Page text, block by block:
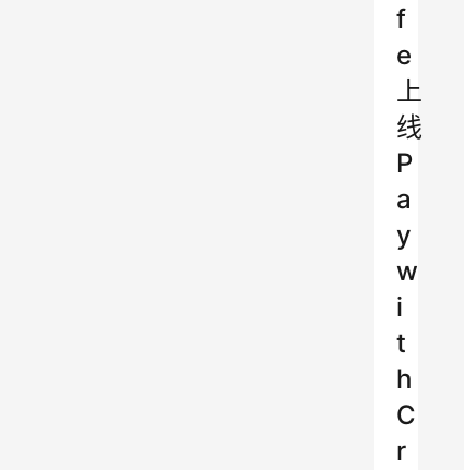
f
e
上
线
P
a
y
w
i
t
h
C
r